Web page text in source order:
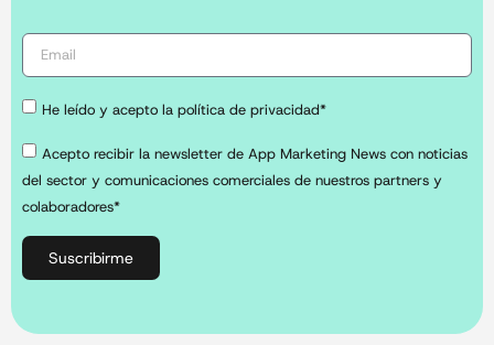
He leído y acepto la política de privacidad*
Acepto recibir la newsletter de App Marketing News con noticias
del sector y comunicaciones comerciales de nuestros partners y
colaboradores*
Suscribirme